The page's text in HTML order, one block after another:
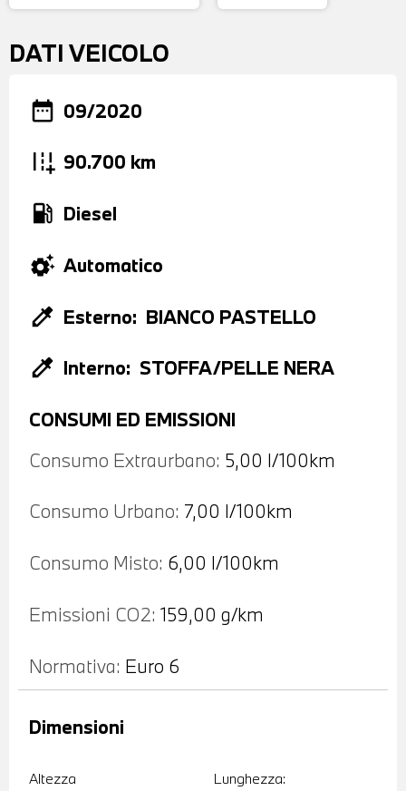
DATI VEICOLO
date_range 09/2020
add_road 90.700 km
local_gas_station Diesel
settings_suggest Automatico
colorize Esterno: BIANCO PASTELLO
colorize Interno: STOFFA/PELLE NERA
CONSUMI ED EMISSIONI
Consumo Extraurbano: 5,00 l/100km
Consumo Urbano: 7,00 l/100km
Consumo Misto: 6,00 l/100km
Emissioni CO2: 159,00 g/km
Normativa: Euro 6
Altezza Lunghezza:
Dimensioni